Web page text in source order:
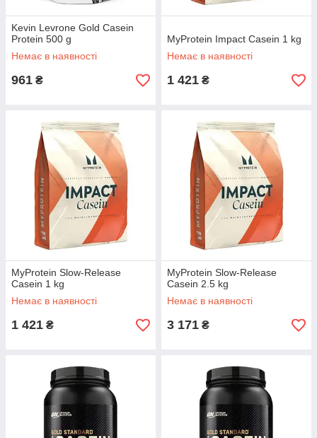
Kevin Levrone Gold Casein
Protein 500 g
Немає в наявності
961 ₴
MyProtein Impact Casein 1 kg
Немає в наявності
1 421 ₴
MyProtein Slow-Release
Casein 1 kg
Немає в наявності
1 421 ₴
MyProtein Slow-Release
Casein 2.5 kg
Немає в наявності
3 171 ₴